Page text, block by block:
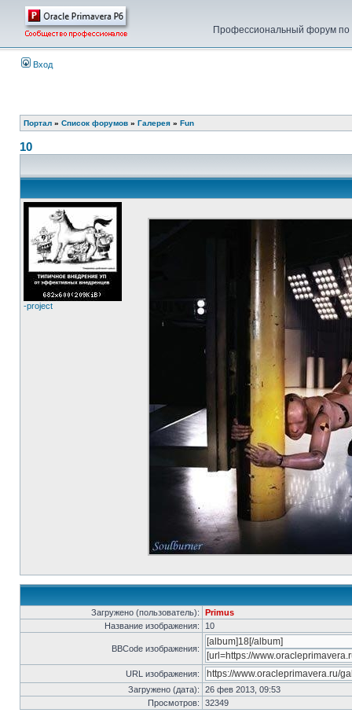
Профессиональный форум по
Вход
Портал » Список форумов » Галерея » Fun
10
-project
Загружено (пользователь):
Primus
Название изображения:
10
BBCode изображения:
URL изображения:
Загружено (дата):
26 фев 2013, 09:53
Просмотров:
32349